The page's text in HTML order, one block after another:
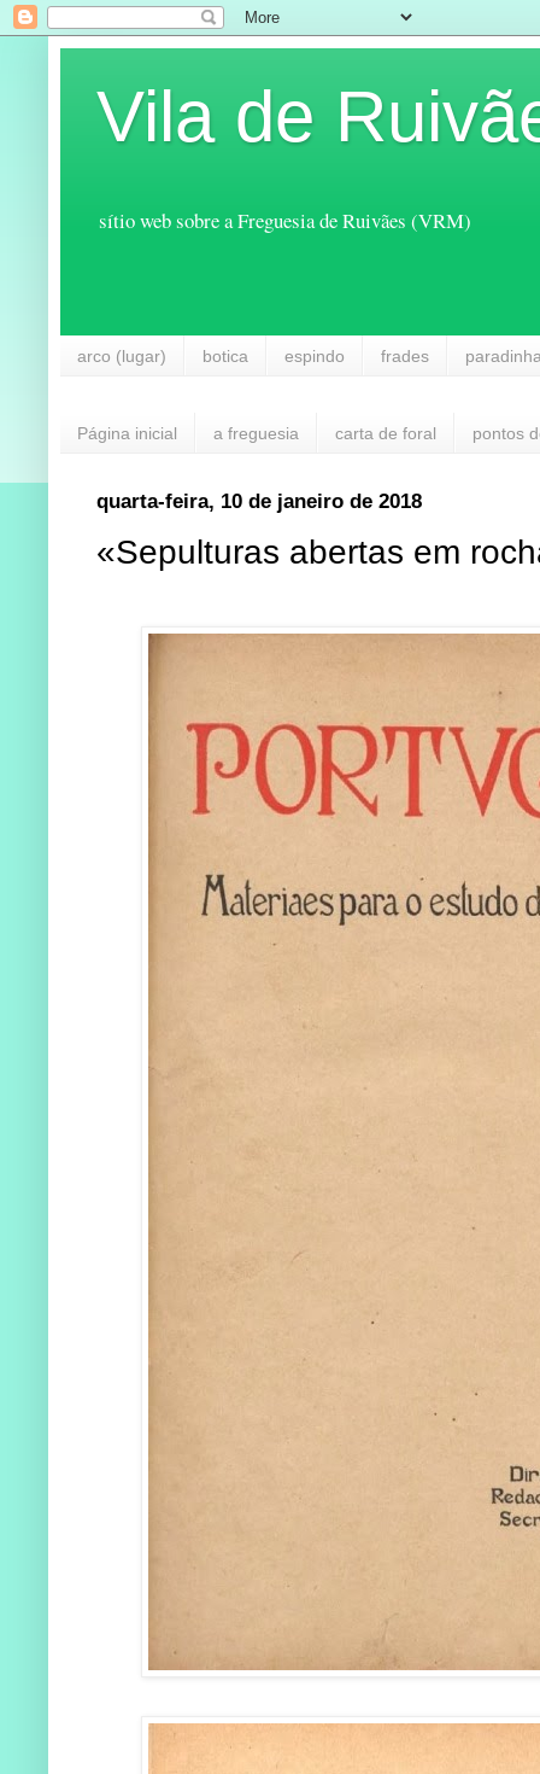
Vila de
sítio web sobre a Freguesia de Ruivães (VRM)
arco (lugar) botica espindo frades
Página inicial a freguesia carta de foral pontos
quarta-feira, 10 de janeiro de 2018
«Sepulturas abertas em